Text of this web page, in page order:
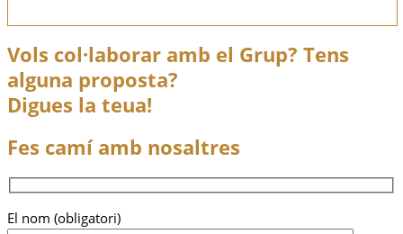
Vols col·laborar amb el Grup? Tens
alguna proposta?
Digues la teua!
Fes camí amb nosaltres
El nom (obligatori)